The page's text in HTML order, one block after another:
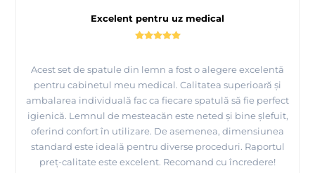
Excelent pentru uz medical
Acest set de spatule din lemn a fost o alegere excelentă
pentru cabinetul meu medical. Calitatea superioară și
ambalarea individuală fac ca fiecare spatulă să fie perfect
igienică. Lemnul de mesteacăn este neted și bine șlefuit,
oferind confort în utilizare. De asemenea, dimensiunea
standard este ideală pentru diverse proceduri. Raportul
preț-calitate este excelent. Recomand cu încredere!